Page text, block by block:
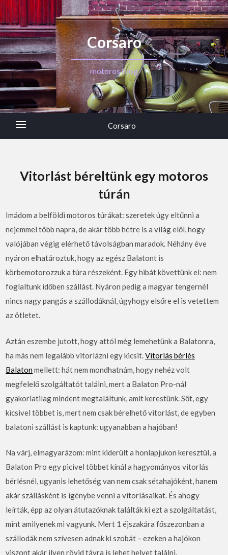
Corsaro
motoros blog
Corsaro
Vitorlást béreltünk egy motoros
túrán
Imádom a belföldi motoros túrákat: szeretek úgy eltűnni a
nejemmel több napra, de akár több hétre is a világ elől, hogy
valójában végig elérhető távolságban maradok. Néhány éve
nyáron elhatároztuk, hogy az egész Balatont is
körbemotorozzuk a túra részeként. Egy hibát követtünk el: nem
foglaltunk időben szállást. Nyáron pedig a magyar tengernél
nincs nagy pangás a szállodáknál, úgyhogy elsőre el is vetettem
az ötletet.
Aztán eszembe jutott, hogy attól még lemehetünk a Balatonra,
ha más nem legalább vitorlázni egy kicsit.Vitorlás bérlés
Balaton mellett: hát nem mondhatnám, hogy nehéz volt
megfelelő szolgáltatót találni, mert a Balaton Pro-nál
gyakorlatilag mindent megtaláltunk, amit kerestünk. Sőt, egy
kicsivel többet is, mert nem csak bérelhető vitorlást, de egyben
balatoni szállást is kaptunk: ugyanabban a hajóban!
Na várj, elmagyarázom: mint kiderült a honlapjukon keresztül, a
Balaton Pro egy picivel többet kínál a hagyományos vitorlás
bérlésnél, ugyanis lehetőség van nem csak sétahajóként, hanem
akár szállásként is igénybe venni a vitorlásaikat. És ahogy
leírták, épp az olyan átutazóknak találták ki ezt a szolgáltatást,
mint amilyenek mi vagyunk. Mert 1 éjszakára főszezonban a
szállodák nem szívesen adnak ki szobát – ezeken a hajókon
viszont akár ilyen rövid távra is lehet helyet találni.